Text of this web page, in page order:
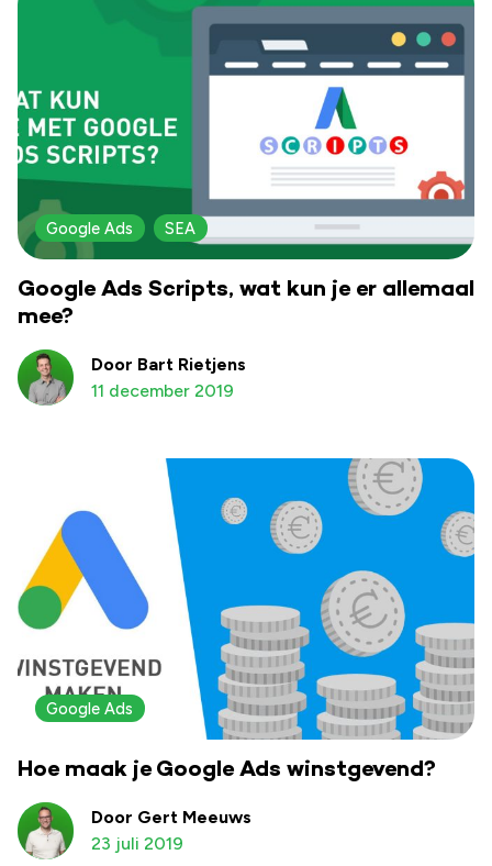
Google Ads SEA
Google Ads Scripts, wat kun je er allemaal
mee?
Door Bart Rietjens
11 december 2019
Google Ads
Hoe maak je Google Ads winstgevend?
Door Gert Meeuws
23 juli 2019